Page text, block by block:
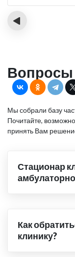
‹
Вопросы
Мы собрали базу
Почитайте,
принять Вам
Стационар
Как
клинику?